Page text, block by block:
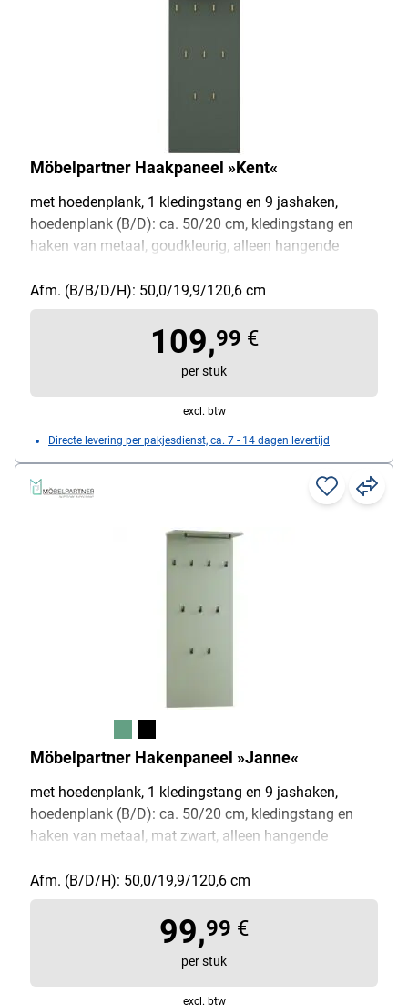
Möbelpartner Haakpaneel »Kent«
met hoedenplank, 1 kledingstang en 9 jashaken,
hoedenplank (B/D): ca. 50/20 cm, kledingstang en
haken van metaal, goudkleurig, alleen hangende
gewicht: 11 kg
Afm. (B/B/D/H): 50,0/19,9/120,6 cm
109,99 €
per stuk
excl. btw
Directe levering per pakjesdienst, ca. 7 - 14 dagen levertijd
Möbelpartner Hakenpaneel »Janne«
met hoedenplank, 1 kledingstang en 9 jashaken,
hoedenplank (B/D): ca. 50/20 cm, kledingstang en
haken van metaal, mat zwart, alleen hangende
Afm. (B/D/H): 50,0/19,9/120,6 cm
99,99 €
per stuk
excl. btw